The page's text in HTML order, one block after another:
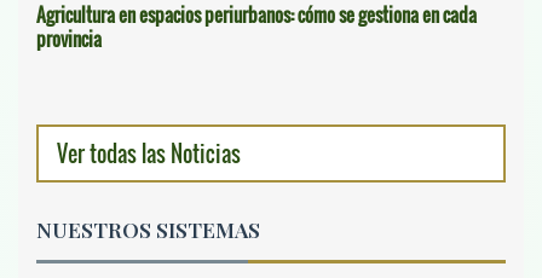
Agricultura en espacios periurbanos: cómo se gestiona en cada
provincia
Ver todas las Noticias
NUESTROS SISTEMAS